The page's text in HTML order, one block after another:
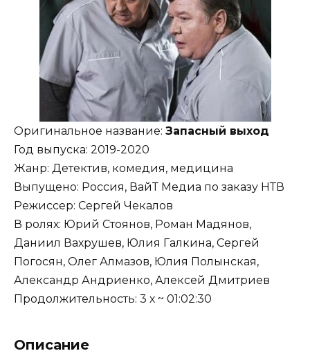
Оригинальное название: Запасный выход
Год выпуска: 2019-2020
Жанр: Детектив, комедия, медицина
Выпущено: Россия, ВайТ Медиа по заказу НТВ
Режиссер: Сергей Чекалов
В ролях: Юрий Стоянов, Роман Мадянов,
Даниил Вахрушев, Юлия Галкина, Сергей
Погосян, Олег Алмазов, Юлия Полынская,
Александр Андриенко, Алексей Дмитриев
Продолжительность: 3 х ~ 01:02:30
Описание